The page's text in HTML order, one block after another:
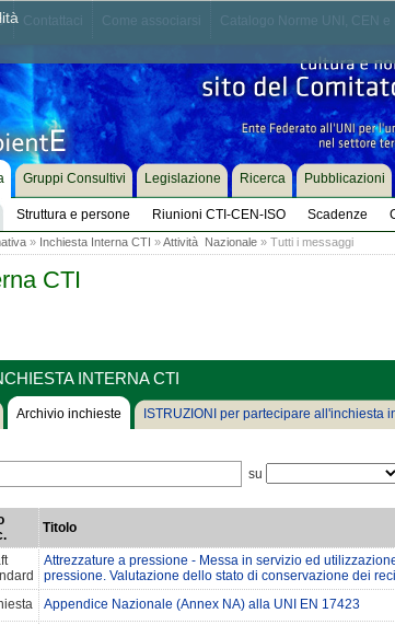
Struttura e persone Riunioni CTI-CEN-ISO Scadenze
Gruppi Consultivi Legislazione Ricerca Pubblicazioni
» Inchiesta Interna CTI »Attività Nazionale» Tutti i messaggi
CTI
INTERNA CTI
Archivio inchieste ISTRUZIONI per partecipare all'inchiesta
su
Titolo
Attrezzature a pressione - Messa in servizio ed
pressione. Valutazione dello stato di conservazione dei
Appendice Nazionale (Annex NA) alla UNI EN 17423